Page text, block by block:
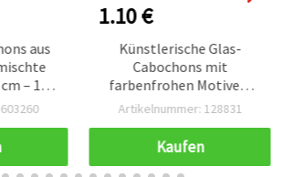
aus
– 10
1.10 €
Künstlerische Glas-
Cabochons mit
farbenfrohen Motiven,
Halbkugel, 25x7 mm –
Perfekt für Vintage-
Schmuck, Accessoires &
Artikelnummer: 128831
Kaufen